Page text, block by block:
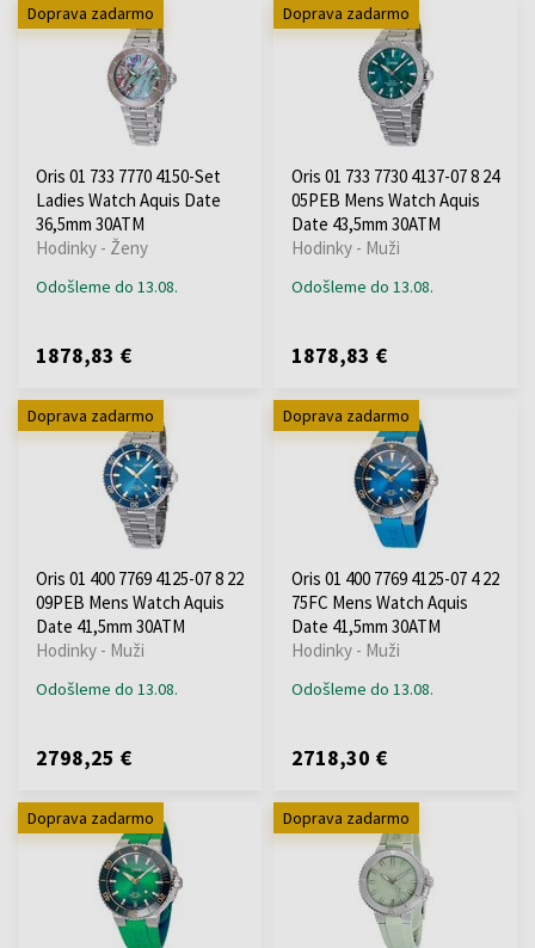
Doprava zadarmo
Oris 01 733 7770 4150-Set
Ladies Watch Aquis Date
36,5mm 30ATM
Hodinky - Ženy
Odošleme do 13.08.
1878,83 €
Doprava zadarmo
Oris 01 733 7730 4137-07 8 24
05PEB Mens Watch Aquis
Date 43,5mm 30ATM
Hodinky - Muži
Odošleme do 13.08.
1878,83 €
Doprava zadarmo
Oris 01 400 7769 4125-07 8 22
09PEB Mens Watch Aquis
Date 41,5mm 30ATM
Hodinky - Muži
Odošleme do 13.08.
2798,25 €
Doprava zadarmo
Oris 01 400 7769 4125-07 4 22
75FC Mens Watch Aquis
Date 41,5mm 30ATM
Hodinky - Muži
Odošleme do 13.08.
2718,30 €
Doprava zadarmo Doprava zadarmo